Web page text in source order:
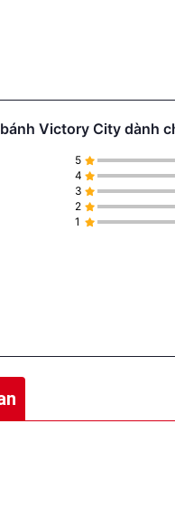
Victory City dành
5
4
3
2
1